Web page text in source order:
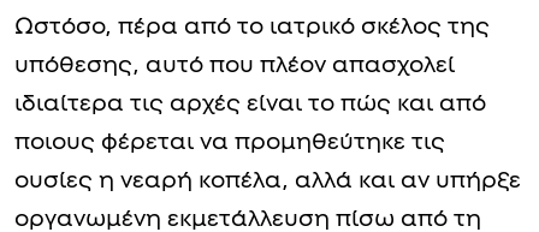
Ωστόσο, πέρα από το ιατρικό σκέλος της
υπόθεσης, αυτό που πλέον απασχολεί
ιδιαίτερα τις αρχές είναι το πώς και από
ποιους φέρεται να προμηθεύτηκε τις
ουσίες η νεαρή κοπέλα, αλλά και αν υπήρξε
οργανωμένη εκμετάλλευση πίσω από τη